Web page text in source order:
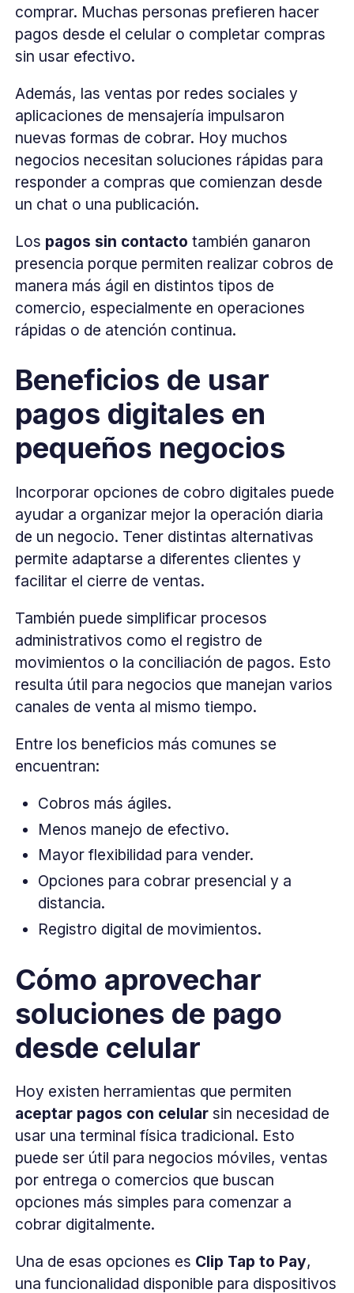
comprar. Muchas personas prefieren hacer
pagos desde el celular o completar compras
sin usar efectivo.
Además, las ventas por redes sociales y
aplicaciones de mensajería impulsaron
nuevas formas de cobrar. Hoy muchos
negocios necesitan soluciones rápidas para
responder a compras que comienzan desde
un chat o una publicación.
Los pagos sin contacto también ganaron
presencia porque permiten realizar cobros de
manera más ágil en distintos tipos de
comercio, especialmente en operaciones
rápidas o de atención continua.
Beneficios de usar
pagos digitales en
pequeños negocios
Incorporar opciones de cobro digitales puede
ayudar a organizar mejor la operación diaria
de un negocio. Tener distintas alternativas
permite adaptarse a diferentes clientes y
facilitar el cierre de ventas.
También puede simplificar procesos
administrativos como el registro de
movimientos o la conciliación de pagos. Esto
resulta útil para negocios que manejan varios
canales de venta al mismo tiempo.
Entre los beneficios más comunes se
encuentran:
Cobros más ágiles.
Menos manejo de efectivo.
Mayor flexibilidad para vender.
Opciones para cobrar presencial y a
distancia.
Registro digital de movimientos.
Cómo aprovechar
soluciones de pago
desde celular
Hoy existen herramientas que permiten
aceptar pagos con celular sin necesidad de
usar una terminal física tradicional. Esto
puede ser útil para negocios móviles, ventas
por entrega o comercios que buscan
opciones más simples para comenzar a
cobrar digitalmente.
Una de esas opciones es Clip Tap to Pay,
una funcionalidad disponible para dispositivos